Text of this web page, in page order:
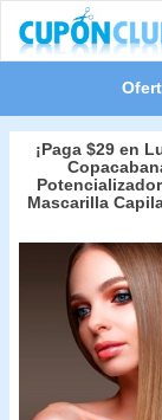
¡Paga $29 en
Mascarilla